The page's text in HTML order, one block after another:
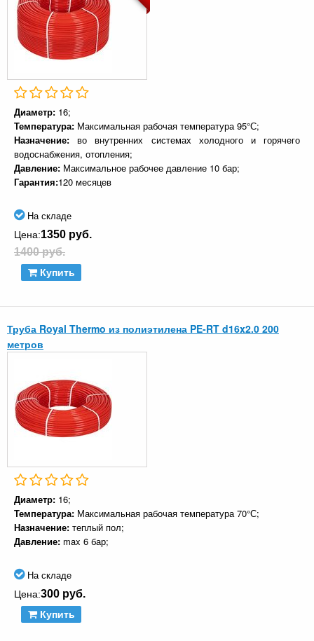
Диаметр: 16;
Температура: Максимальная рабочая температура 95°С;
Назначение:во внутренних системах холодного и горячего
водоснабжения, отопления;
Давление: Максимальное рабочее давление 10 бар;
Гарантия:120 месяцев
На складе
Цена:1350 руб.
1400 руб.
Купить
Труба Royal Thermo из полиэтилена PE-RT d16x2.0 200
метров
Диаметр: 16;
Температура: Максимальная рабочая температура 70°С;
Назначение: теплый пол;
Давление: max 6 бар;
На складе
Цена:300 руб.
Купить